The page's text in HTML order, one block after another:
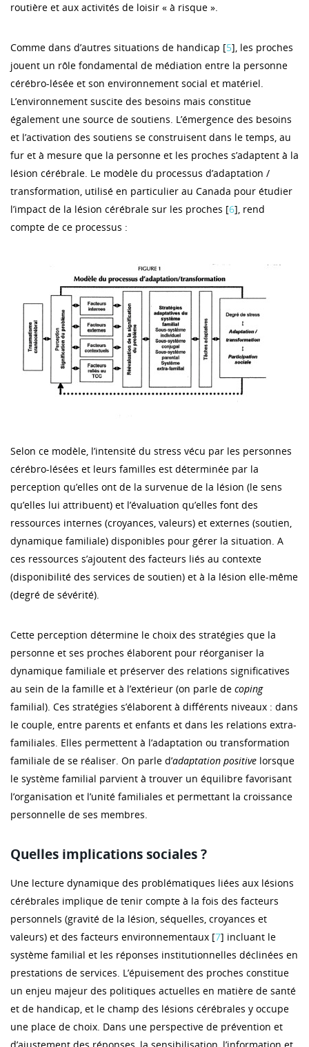
routière et aux activités de loisir « à risque ».
Comme dans d’autres situations de handicap [5], les proches
jouent un rôle fondamental de médiation entre la personne
cérébro-lésée et son environnement social et matériel.
L’environnement suscite des besoins mais constitue
également une source de soutiens. L’émergence des besoins
et l’activation des soutiens se construisent dans le temps, au
fur et à mesure que la personne et les proches s’adaptent à la
lésion cérébrale. Le modèle du processus d’adaptation /
transformation, utilisé en particulier au Canada pour étudier
l’impact de la lésion cérébrale sur les proches [6], rend
compte de ce processus :
Selon ce modèle, l’intensité du stress vécu par les personnes
cérébro-lésées et leurs familles est déterminée par la
perception qu’elles ont de la survenue de la lésion (le sens
qu’elles lui attribuent) et l’évaluation qu’elles font des
ressources internes (croyances, valeurs) et externes (soutien,
dynamique familiale) disponibles pour gérer la situation. A
ces ressources s’ajoutent des facteurs liés au contexte
(disponibilité des services de soutien) et à la lésion elle-même
(degré de sévérité).
Cette perception détermine le choix des stratégies que la
personne et ses proches élaborent pour réorganiser la
dynamique familiale et préserver des relations significatives
au sein de la famille et à l’extérieur (on parle de coping
familial). Ces stratégies s’élaborent à différents niveaux : dans
le couple, entre parents et enfants et dans les relations extra-
familiales. Elles permettent à l’adaptation ou transformation
familiale de se réaliser. On parle d’adaptation positive lorsque
le système familial parvient à trouver un équilibre favorisant
l’organisation et l’unité familiales et permettant la croissance
personnelle de ses membres.
Quelles implications sociales ?
Une lecture dynamique des problématiques liées aux lésions
cérébrales implique de tenir compte à la fois des facteurs
personnels (gravité de la lésion, séquelles, croyances et
valeurs) et des facteurs environnementaux [7] incluant le
système familial et les réponses institutionnelles déclinées en
prestations de services. L’épuisement des proches constitue
un enjeu majeur des politiques actuelles en matière de santé
et de handicap, et le champ des lésions cérébrales y occupe
une place de choix. Dans une perspective de prévention et